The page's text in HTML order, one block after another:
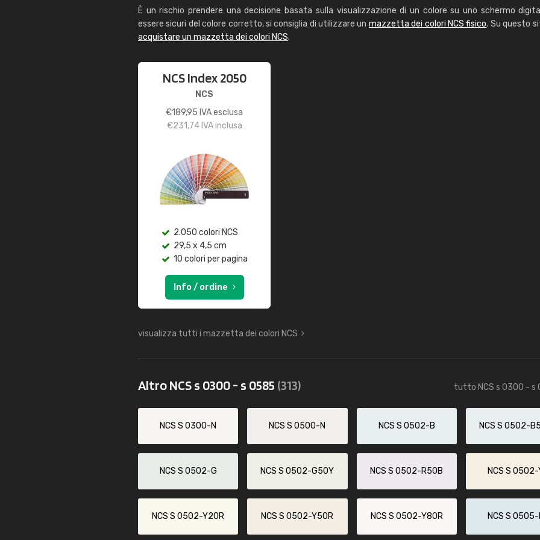
È un rischio prendere una decisione basata sulla visualizzazione di un colore su uno schermo
essere sicuri del colore corretto, si consiglia di utilizzare un mazzetta dei colori NCS fisico. Su questo
acquistare un mazzetta dei colori NCS.
NCS Index 2050
NCS
€189,95 IVA esclusa
€231,74IVA inclusa
2.050 colori NCS
29,5 x 4,5 cm
10 colori per pagina
Info / ordine
visualizza tutti i mazzetta dei colori NCS
Altro NCS s 0300 - s 0585 (313) tutto NCS s 0300 - s
NCS S 0300-N NCS S 0500-N NCS S 0502-B NCS S 0502-
NCS S 0502-G NCS S 0502-G50Y NCS S 0502-R50B NCS S 0502-
NCS S 0502-Y20R NCS S 0502-Y50R NCS S 0502-Y80R NCS S 0505-